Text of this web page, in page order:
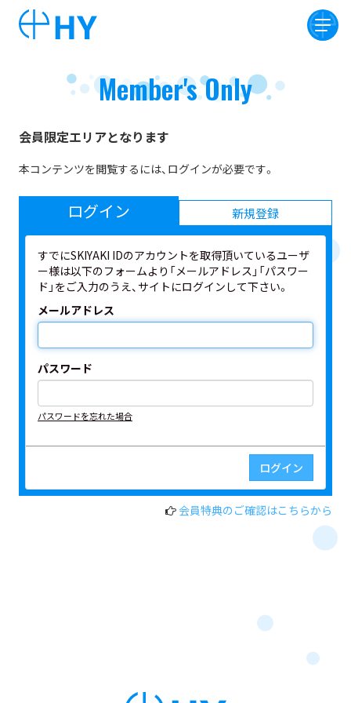
Member's Only
会員限定エリアとなります
本コンテンツを閲覧するには、ログインが必要です。
ログイン 新規登録
すでにSKIYAKI IDのアカウントを取得頂いているユーザ
ー様は以下のフォームより「メールアドレス」「パスワー
ド」をご入力のうえ、サイトにログインして下さい。
メールアドレス
パスワード
パスワードを忘れた場合
会員特典のご確認はこちらから